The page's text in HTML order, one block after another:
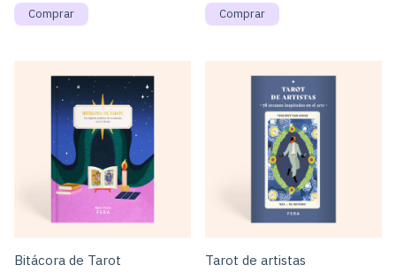
Bitácora de Tarot Tarot de artistas